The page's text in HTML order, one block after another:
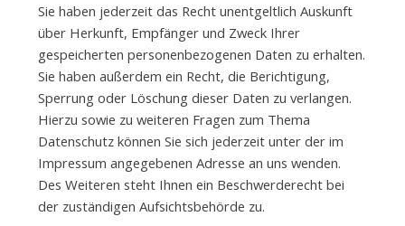
Sie haben jederzeit das Recht unentgeltlich Auskunft
über Herkunft, Empfänger und Zweck Ihrer
gespeicherten personenbezogenen Daten zu erhalten.
Sie haben außerdem ein Recht, die Berichtigung,
Sperrung oder Löschung dieser Daten zu verlangen.
Hierzu sowie zu weiteren Fragen zum Thema
Datenschutz können Sie sich jederzeit unter der im
Impressum angegebenen Adresse an uns wenden.
Des Weiteren steht Ihnen ein Beschwerderecht bei
der zuständigen Aufsichtsbehörde zu.